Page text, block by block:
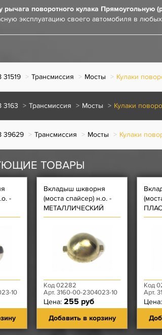
рычага поворотного кулака Прямоугольную
эксплуатацию своего автомобиля в
31519 Трансмиссия Мосты Кулаки
3163 Трансмиссия Мосты Кулаки
39629 Трансмиссия Мосты Кулаки
ТОВАРЫ
-
10
Вкладыш шкворня
(моста спайсер) н.о. -
МЕТАЛЛИЧЕСКИЙ
Код 02282
Арт. 3160-00-2304023-10
Цена: 255 руб
Добавить в корзину
Код
Арт.
Цена: